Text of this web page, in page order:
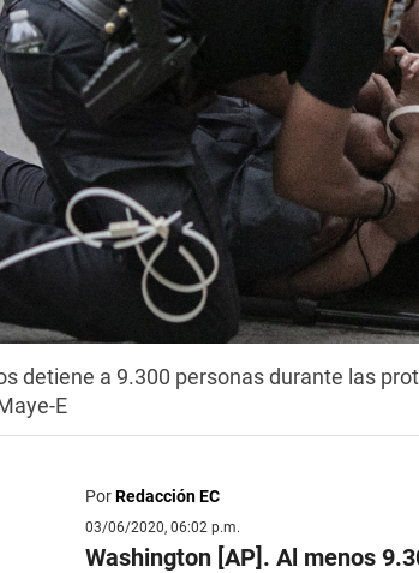
detiene a 9.300 personas durante las
E
PorRedacción EC
03/06/2020, 06:02 p.m.
Washington [AP]. Al menos